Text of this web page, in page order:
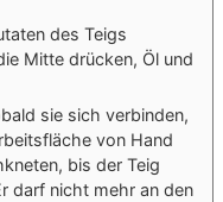
des Teigs
Mitte drücken, Öl und
sie sich verbinden,
von Hand
bis der Teig
darf nicht mehr an den